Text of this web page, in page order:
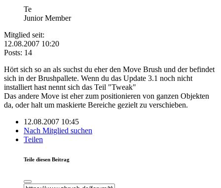
Te
Junior Member
Mitglied seit:
12.08.2007 10:20
Posts: 14
Hört sich so an als suchst du eher den Move Brush und der befindet
sich in der Brushpallete. Wenn du das Update 3.1 noch nicht
installiert hast nennt sich das Teil "Tweak"
Das andere Move ist eher zum positionieren von ganzen Objekten
da, oder halt um maskierte Bereiche gezielt zu verschieben.
12.08.2007 10:45
Nach Mitglied suchen
Teilen
Teile diesen Beitrag